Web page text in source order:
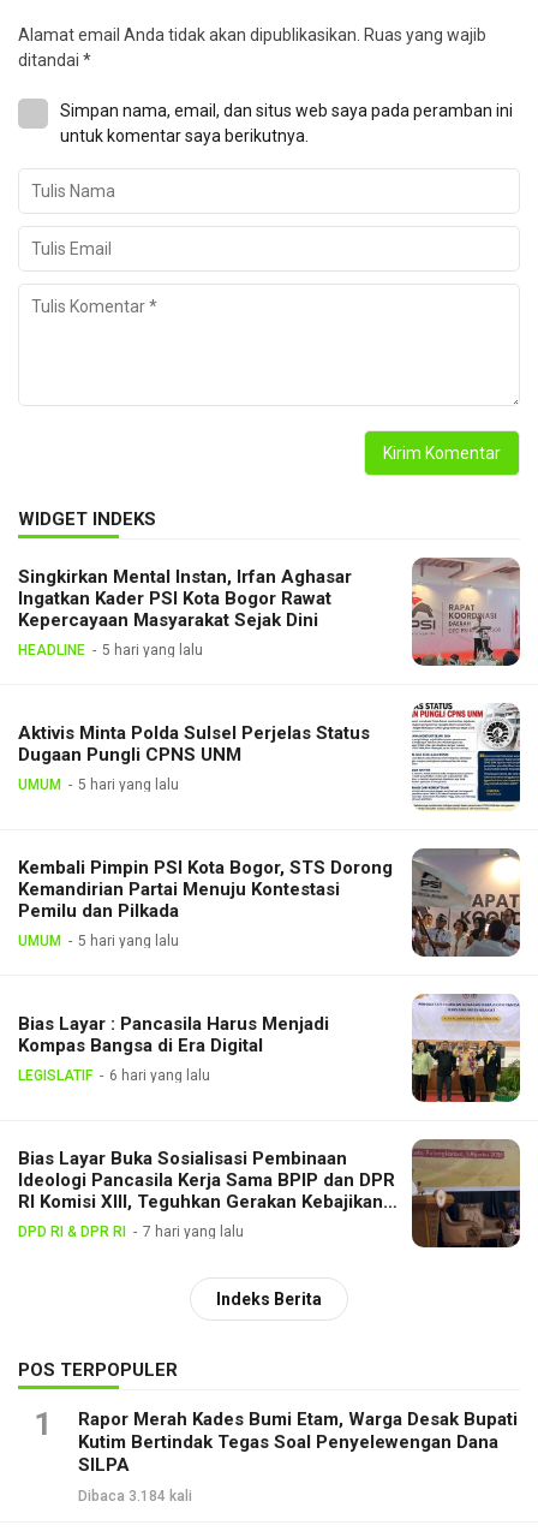
Alamat email Anda tidak akan dipublikasikan. Ruas yang wajib
ditandai *
Simpan nama, email, dan situs web saya pada peramban ini
untuk komentar saya berikutnya.
WIDGET INDEKS
Singkirkan Mental Instan, Irfan Aghasar
Ingatkan Kader PSI Kota Bogor Rawat
Kepercayaan Masyarakat Sejak Dini
HEADLINE 5 hari yang lalu
Aktivis Minta Polda Sulsel Perjelas Status
Dugaan Pungli CPNS UNM
UMUM 5 hari yang lalu
Kembali Pimpin PSI Kota Bogor, STS Dorong
Kemandirian Partai Menuju Kontestasi
Pemilu dan Pilkada
UMUM 5 hari yang lalu
Bias Layar : Pancasila Harus Menjadi
Kompas Bangsa di Era Digital
LEGISLATIF 6 hari yang lalu
Bias Layar Buka Sosialisasi Pembinaan
Ideologi Pancasila Kerja Sama BPIP dan DPR
RI Komisi XIII, Teguhkan Gerakan Kebajikan
Pancasila di Tengah Masyarakat
DPD RI & DPR RI 7 hari yang lalu
Indeks Berita
POS TERPOPULER
1
Rapor Merah Kades Bumi Etam, Warga Desak Bupati
Kutim Bertindak Tegas Soal Penyelewengan Dana
SILPA
Dibaca 3.184 kali